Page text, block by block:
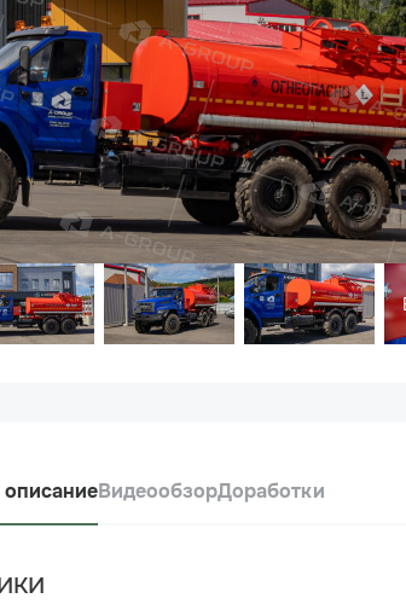
описаниеВидеообзорДоработки